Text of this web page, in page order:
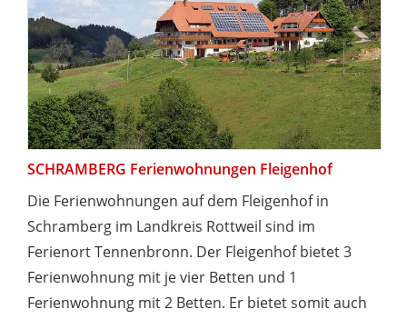
SCHRAMBERG Ferienwohnungen Fleigenhof
Die Ferienwohnungen auf dem Fleigenhof in
Schramberg im Landkreis Rottweil sind im
Ferienort Tennenbronn. Der Fleigenhof bietet 3
Ferienwohnung mit je vier Betten und 1
Ferienwohnung mit 2 Betten. Er bietet somit auch